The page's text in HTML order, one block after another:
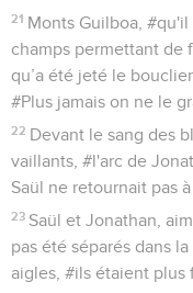
21 Monts Guilboa,
champs permettant de
qu’a été jeté le
#Plus jamais on ne le
22 Devant le sang des
vaillants, #l'arc de
Saül ne retournait pas
23 Saül et Jonathan,
pas été séparés dans
aigles, #ils étaient plus